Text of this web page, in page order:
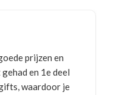
prijzen en
en 1e deel
waardoor je